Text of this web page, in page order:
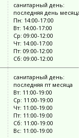
санитарный день:
последняя день месяца
Пн: 14:00-17:00
Вт: 14:00-17:00
Ср: 09:00-12:00
Чт: 14:00-17:00
Пт: 09:00-12:00
Сб: 09:00-12:00
санитарный день:
последняя пт месяца
Вт: 11:00-19:00
Ср: 11:00-19:00
Чт: 11:00-19:00
Пт: 11:00-19:00
Сб: 11:00-19:00
Вс: 11:00-19:00